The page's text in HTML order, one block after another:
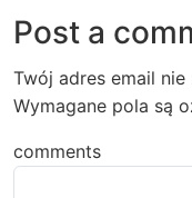
Post a
Twój adres email
Wymagane pola są
comments